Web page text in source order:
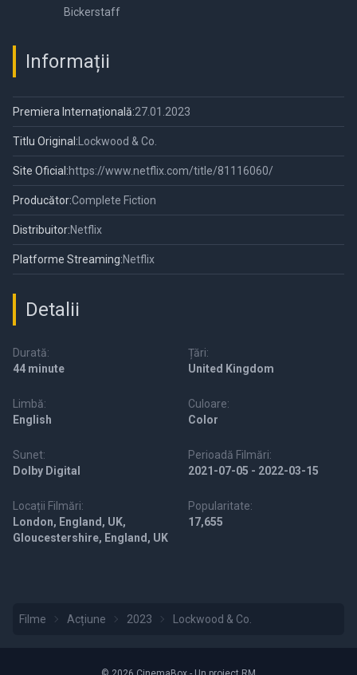
Bickerstaff
Informații
Premiera Internațională:27.01.2023
Titlu Original:Lockwood & Co.
Site Oficial:https://www.netflix.com/title/81116060/
Producător:Complete Fiction
Distribuitor:Netflix
Platforme Streaming:Netflix
Detalii
Durată:
44 minute
Țări:
United Kingdom
Limbă:
English
Culoare:
Color
Sunet:
Dolby Digital
Perioadă Filmări:
2021-07-05 - 2022-03-15
Locații Filmări:
London, England, UK,
Gloucestershire, England, UK
Popularitate:
17,655
Filme Acțiune 2023 Lockwood & Co.